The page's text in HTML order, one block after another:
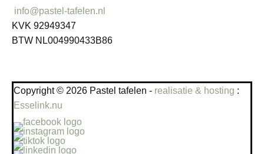
info@pastel-tafelen.nl
KVK 92949347
BTW NL004990433B86
Copyright © 2026 Pastel tafelen - realisatie & hosting :
Esselink.nu